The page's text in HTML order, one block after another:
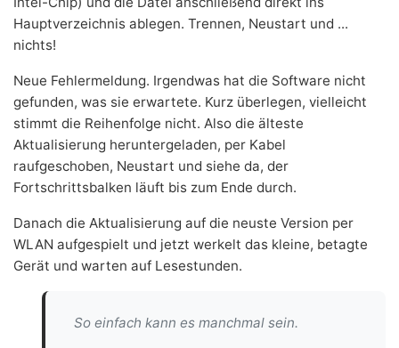
Hauptverzeichnis ablegen. Trennen, Neustart und ...
nichts!
Neue Fehlermeldung. Irgendwas hat die Software nicht
gefunden, was sie erwartete. Kurz überlegen, vielleicht
stimmt die Reihenfolge nicht. Also die älteste
Aktualisierung heruntergeladen, per Kabel
raufgeschoben, Neustart und siehe da, der
Fortschrittsbalken läuft bis zum Ende durch.
Danach die Aktualisierung auf die neuste Version per
WLAN aufgespielt und jetzt werkelt das kleine, betagte
Gerät und warten auf Lesestunden.
So einfach kann es manchmal sein.